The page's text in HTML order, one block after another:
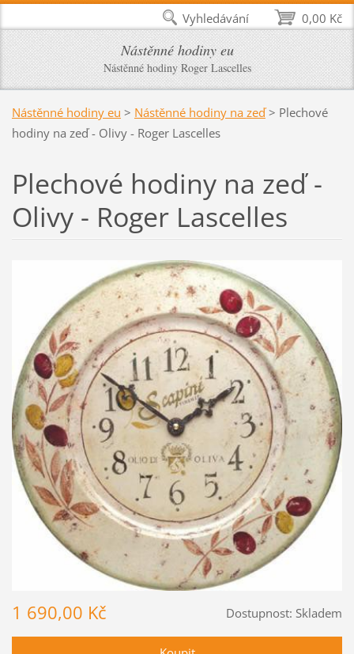
Nástěnné hodiny eu
Nástěnné hodiny Roger Lascelles
Nástěnné hodiny eu > Nástěnné hodiny na zeď > Plechové
hodiny na zeď - Olivy - Roger Lascelles
Plechové hodiny na zeď -
Olivy - Roger Lascelles
Dostupnost: Skladem
1 690,00 Kč
0,00 Kč
Vyhledávání